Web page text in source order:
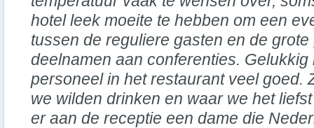
hotel leek moeite te hebben om een
tussen de reguliere gasten en de
deelnamen aan conferenties.
personeel in het restaurant veel goed.
we wilden drinken en waar we het
er aan de receptie een dame die